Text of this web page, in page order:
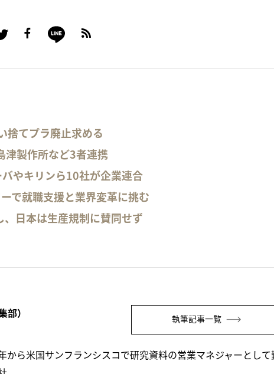
捨てプラ廃止求める
津製作所など3者連携
やキリンら10社が企業連合
で就職支援と業界変革に挑む
日本は生産規制に賛同せず
部） 執筆記事一覧
から米国サンフランシスコで研究資料の営業マネジャーとして